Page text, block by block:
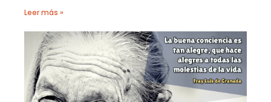
Leer más »